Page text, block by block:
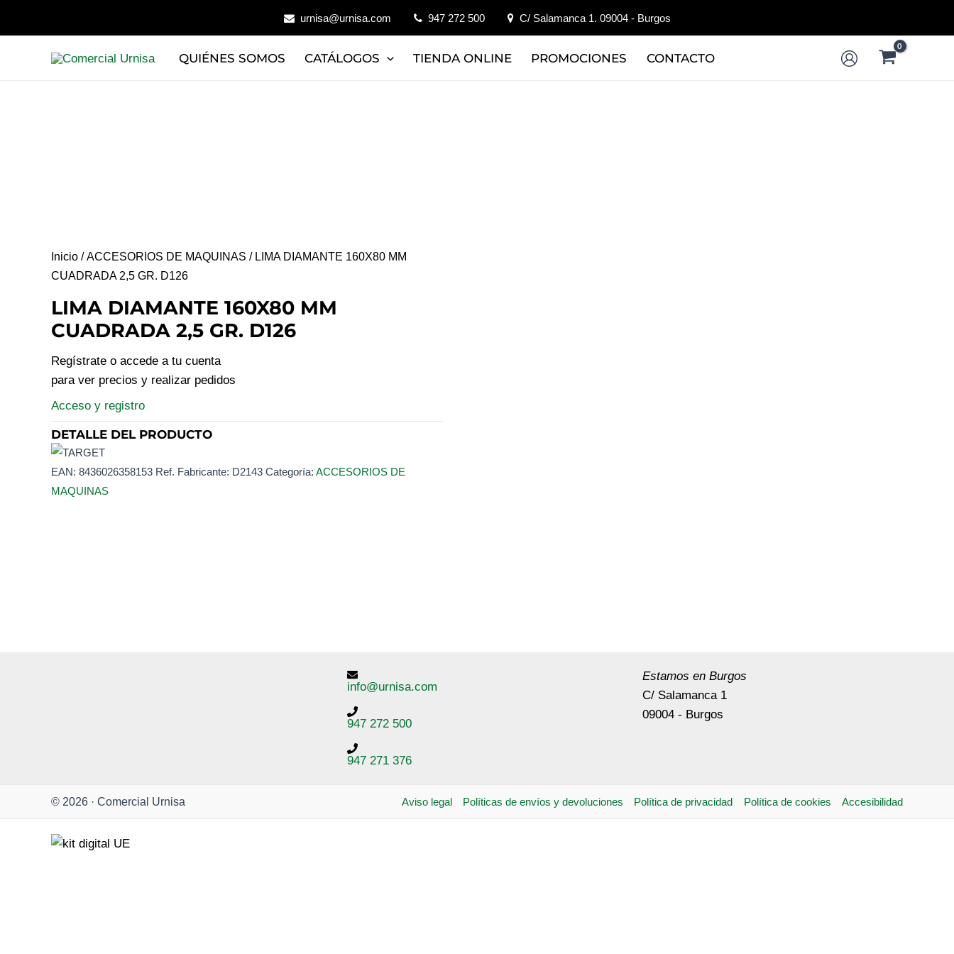
urnisa@urnisa.com 947 272 500 C/ Salamanca 1. 09004 - Burgos
QUIÉNES SOMOS CATÁLOGOS TIENDA ONLINE PROMOCIONES CONTACTO
Inicio /ACCESORIOS DE MAQUINAS / LIMA DIAMANTE 160X80 MM
CUADRADA 2,5 GR. D126
LIMA DIAMANTE 160X80 MM
CUADRADA 2,5 GR. D126
Regístrate o accede a tu cuenta
para ver precios y realizar pedidos
Acceso y registro
DETALLE DEL PRODUCTO
EAN: 8436026358153 Ref. Fabricante: D2143 Categoría: ACCESORIOS DE
MAQUINAS
info@urnisa.com
947 272 500
947 271 376
Estamos en Burgos
C/ Salamanca 1
09004 - Burgos
© 2026 · Comercial Urnisa Aviso legal Políticas de envíos y devoluciones Política de privacidad Política de cookies Accesibilidad